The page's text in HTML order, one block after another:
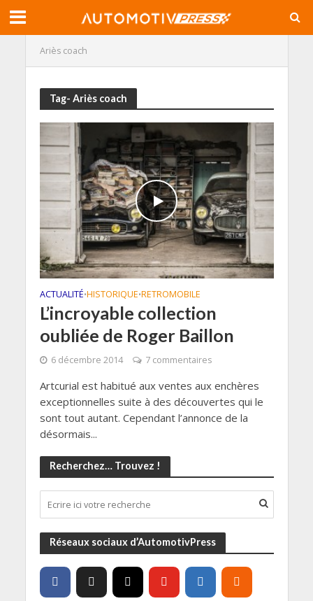
Ariès coach
Tag- Ariès coach
ACTUALITÉ•HISTORIQUE•RETROMOBILE
L’incroyable collection
oubliée de Roger Baillon
6 décembre 2014 7 commentaires
Artcurial est habitué aux ventes aux enchères
exceptionnelles suite à des découvertes qui le
sont tout autant. Cependant l’annonce de la
désormais...
Recherchez… Trouvez !
Réseaux sociaux d’AutomotivPress